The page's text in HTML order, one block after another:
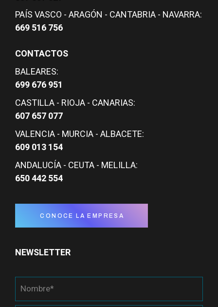
PAÍS VASCO - ARAGÓN - CANTABRIA - NAVARRA:
669 516 756
CONTACTOS
BALEARES:
699 676 951
CASTILLA - RIOJA - CANARIAS:
607 657 077
VALENCIA - MURCIA - ALBACETE:
609 013 154
ANDALUCÍA - CEUTA - MELILLA:
650 442 554
CONOCE LA EMPRESA
NEWSLETTER